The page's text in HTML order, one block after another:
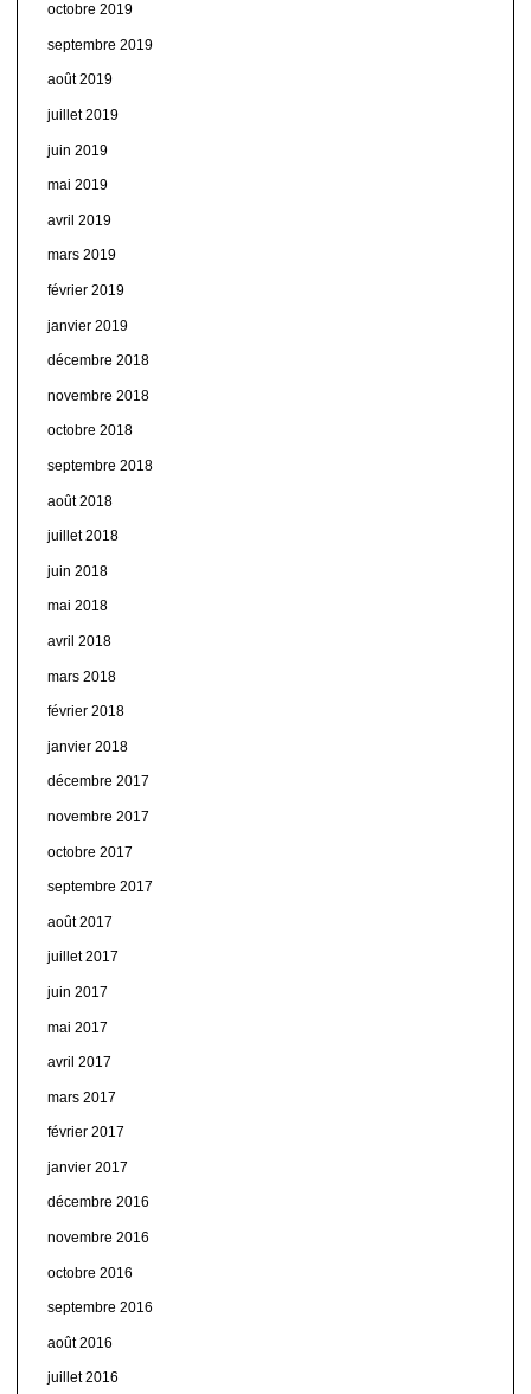
octobre 2019
septembre 2019
août 2019
juillet 2019
juin 2019
mai 2019
avril 2019
mars 2019
février 2019
janvier 2019
décembre 2018
novembre 2018
octobre 2018
septembre 2018
août 2018
juillet 2018
juin 2018
mai 2018
avril 2018
mars 2018
février 2018
janvier 2018
décembre 2017
novembre 2017
octobre 2017
septembre 2017
août 2017
juillet 2017
juin 2017
mai 2017
avril 2017
mars 2017
février 2017
janvier 2017
décembre 2016
novembre 2016
octobre 2016
septembre 2016
août 2016
juillet 2016